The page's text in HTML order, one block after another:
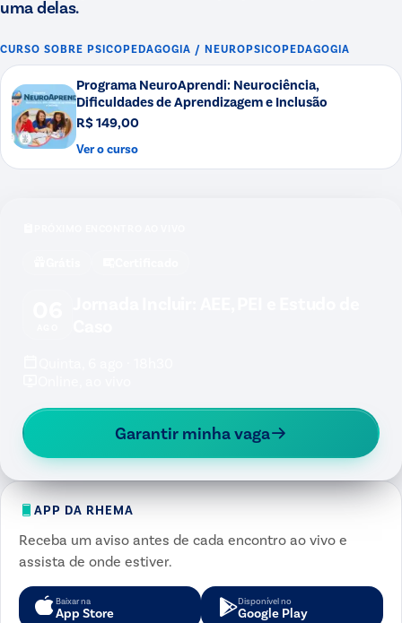
uma delas.
CURSO SOBRE PSICOPEDAGOGIA / NEUROPSICOPEDAGOGIA
Programa NeuroAprendi: Neurociência,
Dificuldades de Aprendizagem e Inclusão
R$ 149,00
Ver o curso
Garantir minha vaga
APP DA RHEMA
Receba um aviso antes de cada encontro ao vivo e
assista de onde estiver.
Baixar na
App Store
Disponível no
Google Play